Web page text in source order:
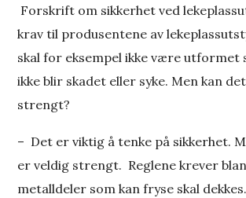
Forskrift om sikkerhet ved
krav til produsentene av
skal for eksempel ikke være utformet
ikke blir skadet eller syke. Men kan
strengt?
– Det er viktig å tenke på sikkerhet.
er veldig strengt. Reglene krever
metalldeler som kan fryse skal